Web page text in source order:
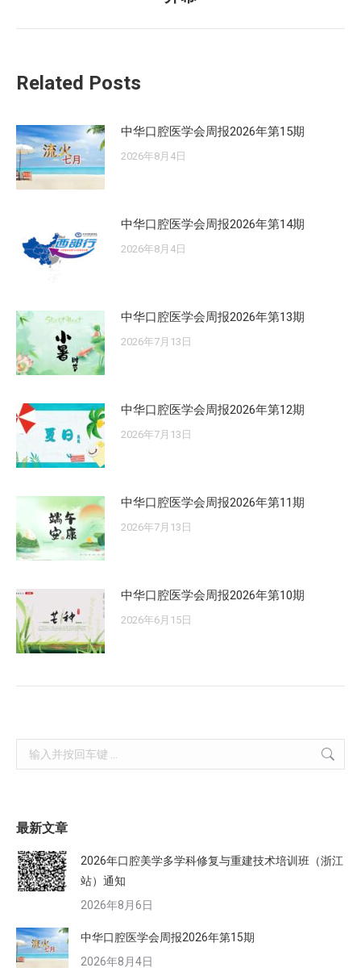
来
的
Related Posts
中华口腔医学会周报2026年第15期
2026年8月4日
中华口腔医学会周报2026年第14期
2026年8月4日
中华口腔医学会周报2026年第13期
2026年7月13日
中华口腔医学会周报2026年第12期
2026年7月13日
中华口腔医学会周报2026年第11期
2026年7月13日
中华口腔医学会周报2026年第10期
2026年6月15日
Search:
最新文章
2026年口腔美学多学科修复与重建技术培训班（浙江
站）通知
2026年8月6日
中华口腔医学会周报2026年第15期
2026年8月4日